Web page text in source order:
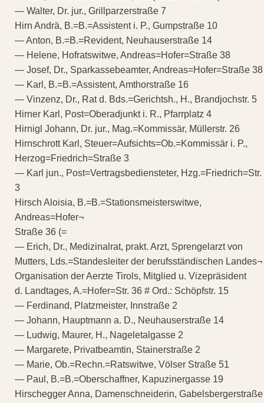
— Walter, Dr. jur., Grillparzerstraße 7
Hirn Andrä, B.=B.=Assistent i. P., Gumpstraße 10
— Anton, B.=B.=Revident, Neuhauserstraße 14
— Helene, Hofratswitwe, Andreas=Hofer=Straße 38
— Josef, Dr., Sparkassebeamter, Andreas=Hofer=Straße 38
— Karl, B.=B.=Assistent, Amthorstraße 16
— Vinzenz, Dr., Rat d. Bds.=Gerichtsh., H., Brandjochstr. 5
Hirner Karl, Post=Oberadjunkt i. R., Pfarrplatz 4
Hirnigl Johann, Dr. jur., Mag.=Kommissär, Müllerstr. 26
Hirnschrott Karl, Steuer=Aufsichts=Ob.=Kommissär i. P.,
Herzog=Friedrich=Straße 3
— Karl jun., Post=Vertragsbediensteter, Hzg.=Friedrich=Str.
3
Hirsch Aloisia, B.=B.=Stationsmeisterswitwe,
Andreas=Hofer¬
Straße 36 (=
— Erich, Dr., Medizinalrat, prakt. Arzt, Sprengelarzt von
Mutters, Lds.=Standesleiter der berufsständischen Landes¬
Organisation der Aerzte Tirols, Mitglied u. Vizepräsident
d. Landtages, A.=Hofer=Str. 36 # Ord.: Schöpfstr. 15
— Ferdinand, Platzmeister, Innstraße 2
— Johann, Hauptmann a. D., Neuhauserstraße 14
— Ludwig, Maurer, H., Nageletalgasse 2
— Margarete, Privatbeamtin, Stainerstraße 2
— Marie, Ob.=Rechn.=Ratswitwe, Völser Straße 51
— Paul, B.=B.=Oberschaffner, Kapuzinergasse 19
Hirschegger Anna, Damenschneiderin, Gabelsbergerstraße